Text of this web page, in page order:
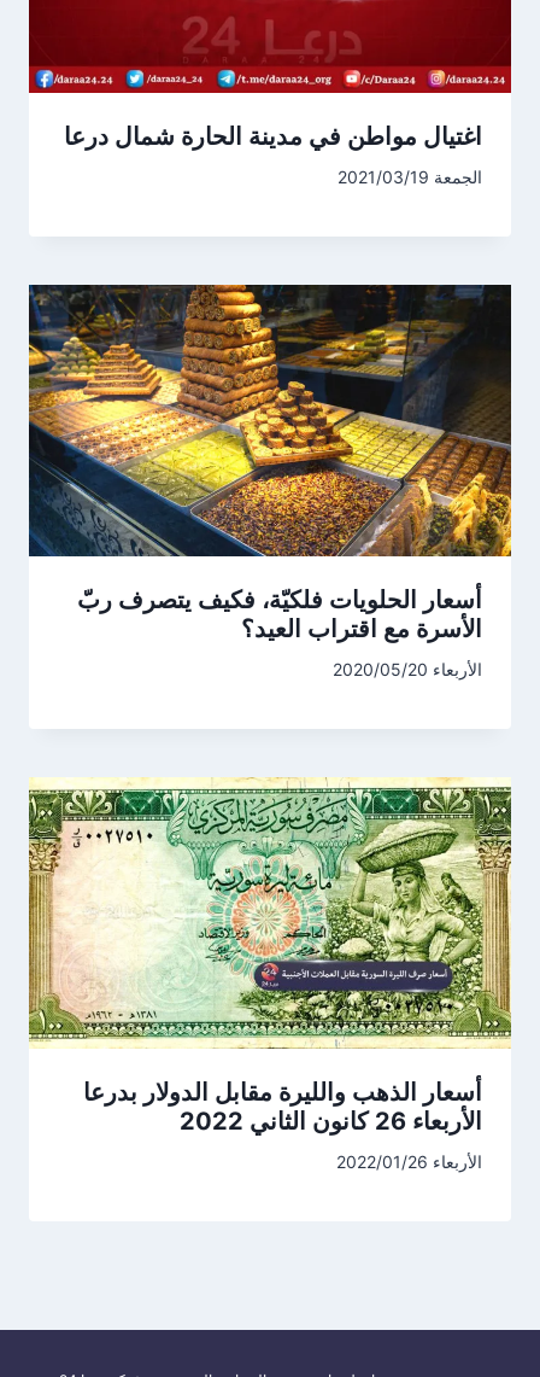
اغتيال مواطن في مدينة الحارة شمال درعا
الجمعة 2021/03/19
أسعار الحلويات فلكيّة، فكيف يتصرف ربّ
الأسرة مع اقتراب العيد؟
الأربعاء 2020/05/20
أسعار الذهب والليرة مقابل الدولار بدرعا
الأربعاء 26 كانون الثاني 2022
الأربعاء 2022/01/26